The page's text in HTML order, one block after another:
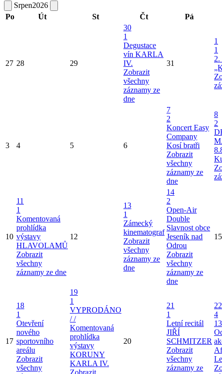
Srpen2026
Po
Út St Čt Pá
27 28 29
30
1
Degustace
vín KARLA
IV.
Zobrazit
všechny
záznamy ze
dne
31
1
1
2.
3 4 5 6
7
2
Koncert Easy
Company
Kosí bratři
Zobrazit
všechny
záznamy ze
dne
8
2
10
11
1
Komentovaná
prohlídka
výstavy
HLAVOLAMŮ
Zobrazit
všechny
záznamy ze dne
12
13
1
Zámecký
kinematograf
Zobrazit
všechny
záznamy ze
dne
14
2
Open-Air
Double
Slavnost obce
Jeseník nad
Odrou
Zobrazit
všechny
záznamy ze
dne
15
17
18
1
Otevření
nového
sportovního
areálu
Zobrazit
všechny
19
1
VYPRODÁNO
/ /
Komentovaná
prohlídka
výstavy
KORUNY
KARLA IV.
Zobrazit
20
21
1
Letní recitál
JIŘÍ
SCHMITZER
Zobrazit
všechny
záznamy ze
22
4